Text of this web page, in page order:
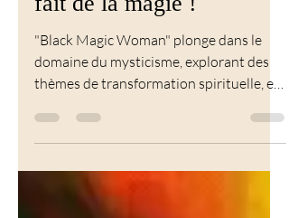
Black Magic Woman de
Santana : une femme qui
thèmes de transformation spirituelle, et
de mysticisme...